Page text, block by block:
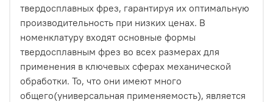
твердосплавных фрез, гарантируя их оптимальную
производительность при низких ценах. В
номенклатуру входят основные формы
твердосплавным фрез во всех размерах для
применения в ключевых сферах механической
обработки. То, что они имеют много
общего(универсальная применяемость), является